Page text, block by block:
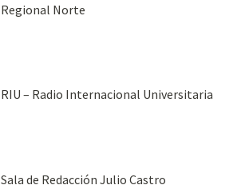
Regional Norte
RIU – Radio Internacional Universitaria
Sala de Redacción Julio Castro